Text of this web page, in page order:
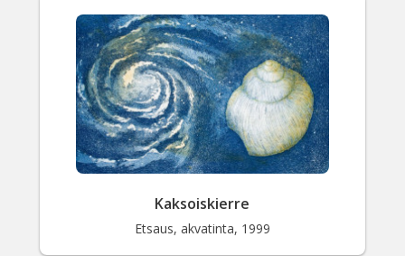
Kaksoiskierre
Etsaus, akvatinta, 1999